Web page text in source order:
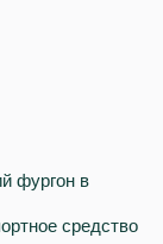
фургон в
средство